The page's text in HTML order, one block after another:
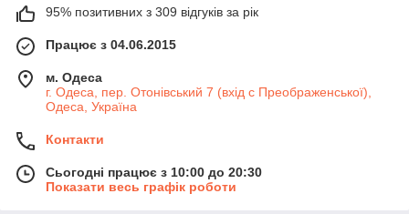
95% позитивних з 309 відгуків за рік
Працює з 04.06.2015
м. Одеса
г. Одеса, пер. Отонівський 7 (вхід с Преображенської),
Одеса, Україна
Контакти
Сьогодні працює з 10:00 до 20:30
Показати весь графік роботи